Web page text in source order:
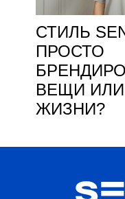
СТИЛЬ
ПРОСТО
ВЕЩИ
ЖИЗНИ?